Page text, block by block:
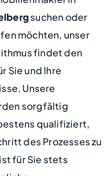
suchen oder
möchten, unser
findet den
Sie und Ihre
Unsere
sorgfältig
qualifiziert,
des Prozesses zu
für Sie stets